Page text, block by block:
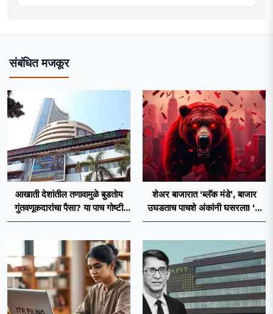
संबंधित मजकूर
आखाती देशांतील तणावामुळे बुडतोय
गुंतवणूकदारांचा पैसा? या पाच गोष्टी
कारणीभूत!
शेअर बाजारात ‘ब्लॅक मंडे’, बाजार
उघडताच पाचशे अंकांनी घसरला! ‘हे’
आहे कारण